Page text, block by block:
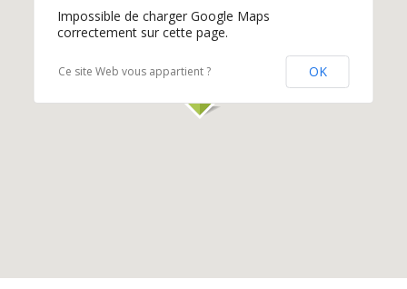
Impossible de charger Google Maps
correctement sur cette page.
Ce site Web vous appartient ? OK